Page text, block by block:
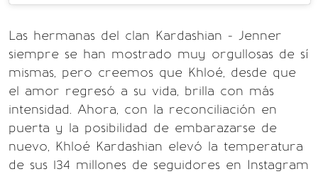
Las hermanas del clan Kardashian - Jenner
siempre se han mostrado muy orgullosas de sí
mismas, pero creemos que Khloé, desde que
el amor regresó a su vida, brilla con más
intensidad. Ahora, con la reconciliación en
puerta y la posibilidad de embarazarse de
nuevo, Khloé Kardashian elevó la temperatura
de sus 134 millones de seguidores en Instagram